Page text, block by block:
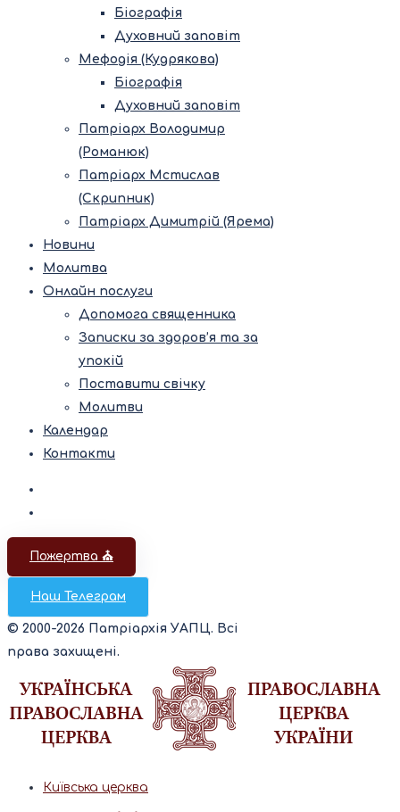
Біографія
Духовний заповіт
Мефодія (Кудрякова)
Біографія
Духовний заповіт
Патріарх Володимир
(Романюк)
Патріарх Мстислав
(Скрипник)
Патріарх Димитрій (Ярема)
Новини
Молитва
Онлайн послуги
Допомога священника
Записки за здоров’я та за
упокій
Поставити свічку
Молитви
Календар
Контакти
Пожертва ⛪️
Наш Телеграм
© 2000-2026 Патріархія УАПЦ. Всі
права захищені.
Київська церква